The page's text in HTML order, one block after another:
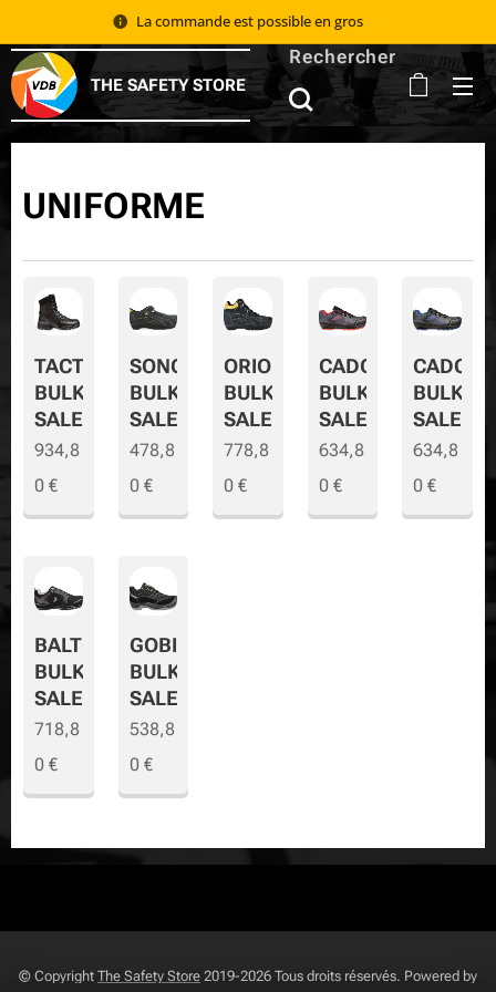
La commande est possible en gros 📦
THE SAFETY STORE
Rechercher
UNIFORME
TACTIC
BULK
SALE
934,8
0 €
SONORA
BULK
SALE
478,8
0€
ORION
BULK
SALE
778,8
0 €
CADOR
BULK
SALE
634,8
0€
CADOR-
BULK-
SALE
634,8
0 €
BALTO
BULK
SALE
718,8
0 €
GOBI
BULK
SALE
538,8
0€
© Copyright The Safety Store 2019-2026 Tous droits réservés. Powered by